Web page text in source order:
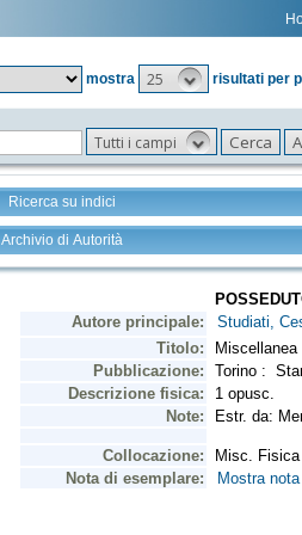
mostra
25 risultati per
Tutti i campi
Ricerca su indici
Archivio di Autorità